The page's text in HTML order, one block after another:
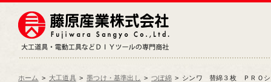
ホーム > 大工道具 > 墨つけ・基準出し > つぼ綿 > シンワ 替綿３枚 ＰＲＯ